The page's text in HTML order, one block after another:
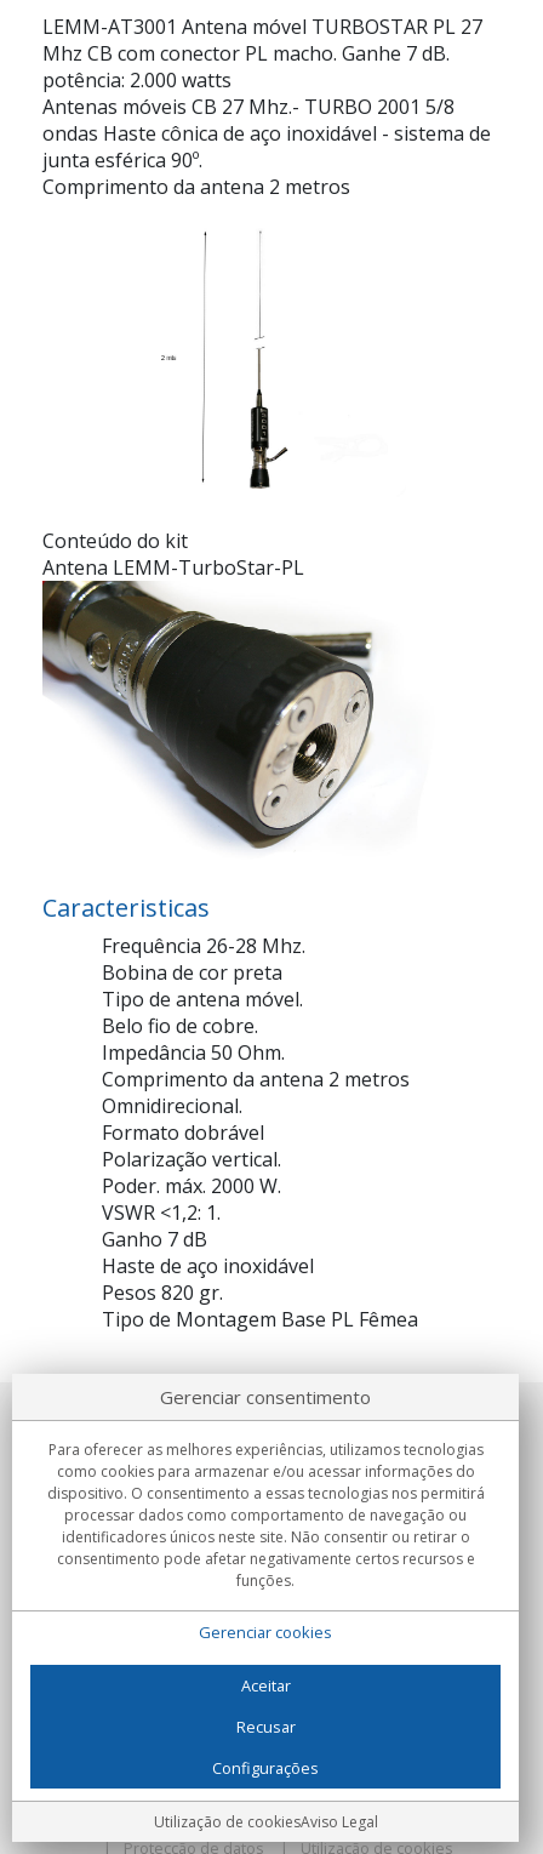
LEMM-AT3001 Antena móvel TURBOSTAR PL 27
Mhz CB com conector PL macho. Ganhe 7 dB.
potência: 2.000 watts
Antenas móveis CB 27 Mhz.- TURBO 2001 5/8
ondas Haste cônica de aço inoxidável - sistema de
junta esférica 90º.
Comprimento da antena 2 metros
Conteúdo do kit
Antena LEMM-TurboStar-PL
Caracteristicas
Frequência 26-28 Mhz.
Bobina de cor preta
Tipo de antena móvel.
Belo fio de cobre.
Impedância 50 Ohm.
Comprimento da antena 2 metros
Omnidirecional.
Formato dobrável
Polarização vertical.
Poder. máx. 2000 W.
VSWR <1,2: 1.
Ganho 7 dB
Haste de aço inoxidável
Pesos 820 gr.
Tipo de Montagem Base PL Fêmea
Sobre nosotros
Compromissos
Compras
C/Flassaders, 13, Nave 6, 08130 Santa Perpètua de Mogoda
(Barcelona) - Espanha
Locura Digital - Todos os direitos reservados
Protecção de datos
Utilização de cookies
Gerenciar consentimento
Para oferecer as melhores experiências, utilizamos tecnologias
como cookies para armazenar e/ou acessar informações do
dispositivo. O consentimento a essas tecnologias nos permitirá
processar dados como comportamento de navegação ou
identificadores únicos neste site. Não consentir ou retirar o
consentimento pode afetar negativamente certos recursos e
funções.
Gerenciar cookies
Aceitar
Recusar
Configurações
Utilização de cookiesAviso Legal